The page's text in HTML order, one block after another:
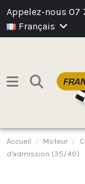
Appelez-nous 07
Français
Accueil Moteur
d'admission (35/40)